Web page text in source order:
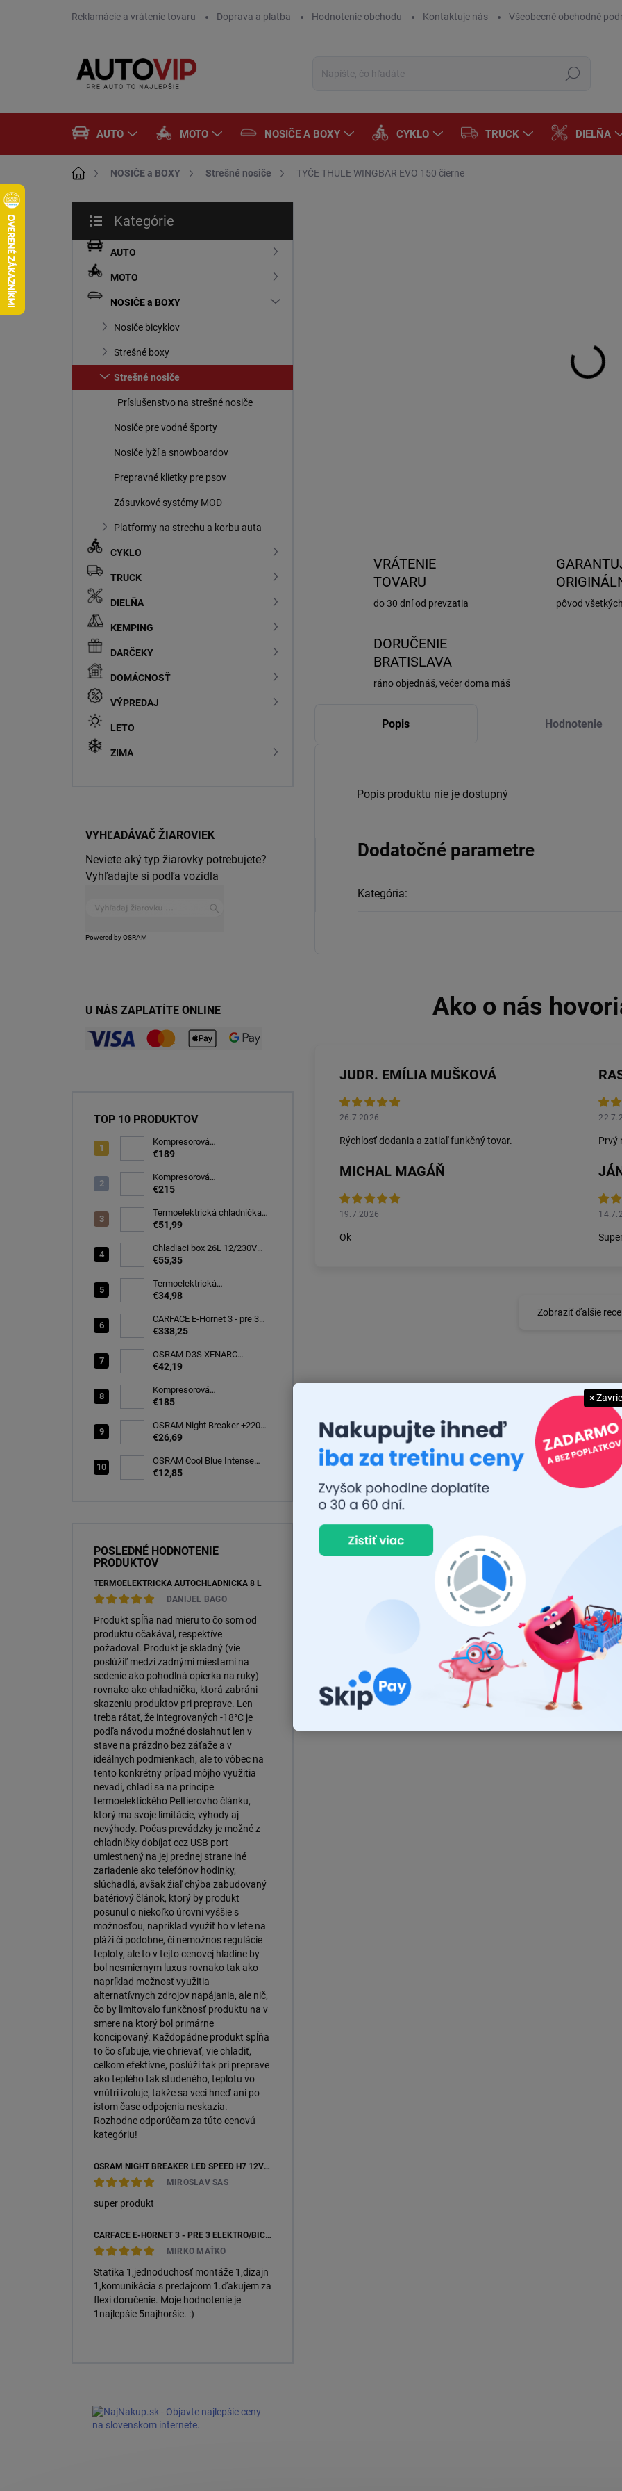
Reklamácie a vrátenie tovaru Doprava a platba Hodnotenie obchodu Kontaktuje nás Všeobecné obchodné
Hľadať
AUTO MOTO NOSIČE A BOXY CYKLO TRUCK DIELŇA
DomovNOSIČE a BOXY Strešné nosiče TYČE THULE WINGBAR EVO 150 čierne
č
kategórie
Kategórie
AUTO
MOTO
NOSIČE a BOXY
Nosiče bicyklov
Strešné boxy
Strešné nosiče
Príslušenstvo na strešné nosiče
Nosiče pre vodné športy
Nosiče lyží a snowboardov
Prepravné klietky pre psov
Zásuvkové systémy MOD
Platformy na strechu a korbu auta
CYKLO
TRUCK
DIELŇA
KEMPING
DARČEKY
DOMÁCNOSŤ
VÝPREDAJ
LETO
ZIMA
VYHĽADÁVAČ ŽIAROVIEK
Neviete aký typ žiarovky potrebujete?
Vyhľadajte si podľa vozidla
Powered by OSRAM
U NÁS ZAPLATÍTE ONLINE
TOP 10 PRODUKTOV
Kompresorová
autochladnička 32 litrov, -20C
€189
Kompresorová
autochladnička 40 litrov, -22C
€215
Termoelektrická chladnička
CARFACE 29 litrov -20C
€51,99
Chladiaci box 26L 12/230V
autochladnička, modrá
€55,35
Termoelektrická
autochladnička 8 l
€34,98
CARFACE E-Hornet 3 - pre 3
elektro/bicykle
€338,25
OSRAM D3S XENARC
ORIGINAL SPARE 35W
€42,19
Kompresorová
autochladnička 25 litrov, -20C
€185
OSRAM Night Breaker +220%
H7 PX26d 12V 55W BOX
€26,69
OSRAM Cool Blue Intense
(NEXT GEN) H7 PX26d 12V
€12,85
POSLEDNÉ HODNOTENIE
PRODUKTOV
TERMOELEKTRICKÁ AUTOCHLADNIČKA 8 L
DANIJEL BAGO
Produkt spĺňa nad mieru to čo som od
produktu očakával, respektíve
požadoval. Produkt je skladný (vie
poslúžiť medzi zadnými miestami na
sedenie ako pohodlná opierka na ruky)
rovnako ako chladnička, ktorá zabráni
skazeniu produktov pri preprave. Len
treba rátať, že integrovaných -18°C je
podľa návodu možné dosiahnuť len v
stave na prázdno bez záťaže a v
ideálnych podmienkach, ale to vôbec na
tento konkrétny prípad môjho využitia
nevadi, chladí sa na princípe
termoelektického Peltierovho článku,
ktorý ma svoje limitácie, výhody aj
nevýhody. Počas prevádzky je možné z
chladničky dobíjať cez USB port
umiestnený na jej prednej strane iné
zariadenie ako telefónov hodinky,
slúchadlá, avšak žiaľ chýba zabudovaný
batériový článok, ktorý by produkt
posunul o niekoľko úrovni vyššie s
možnosťou, napríklad využiť ho v lete na
pláži či podobne, či nemožnos regulácie
teploty, ale to v tejto cenovej hladine by
bol nesmiernym luxus rovnako tak ako
napríklad možnosť využitia
alternatívnych zdrojov napájania, ale nič,
čo by limitovalo funkčnosť produktu na v
smere na ktorý bol primárne
koncipovaný. Každopádne produkt spĺňa
to čo sľubuje, vie ohrievať, vie chladiť,
celkom efektívne, poslúži tak pri preprave
ako teplého tak studeného, teplotu vo
vnútri izoluje, takže sa veci hneď ani po
istom čase odpojenia neskazia.
Rozhodne odporúčam za túto cenovú
kategóriu!
OSRAM NIGHT BREAKER LED SPEED H7 12V 16W 6000K +450 % (64210DWNBSP450-2HB) – 2KS, ECOPACK
MIROSLAV SÁS
super produkt
CARFACE E-HORNET 3 - PRE 3 ELEKTRO/BICYKLE
MIRKO MAŤKO
Statika 1,jednoduchosť montáže 1,dizajn
1,komunikácia s predajcom 1.ďakujem za
flexi doručenie. Moje hodnotenie je
1najlepšie 5najhoršie. :)
VRÁTENIE
TOVARU
do 30 dní od prevzatia pôvod
DORUČENIE
BRATISLAVA
ráno objednáš, večer doma máš
Popis Hodnotenie
Popis produktu nie je dostupný
Dodatočné parametre
Kategória:
JUDR. EMÍLIA MUŠKOVÁ
26.7.2026
Rýchlosť dodania a zatiaľ funkčný tovar. Prvý
MICHAL MAGÁŇ
19.7.2026
Ok
Zobraziť ďalšie
×